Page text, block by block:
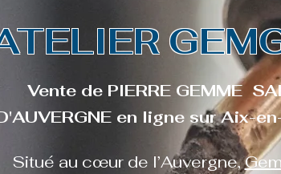
Vente de PIERRE GEMME
en ligne sur Aix-
Situé au cœur de l’Auvergne,